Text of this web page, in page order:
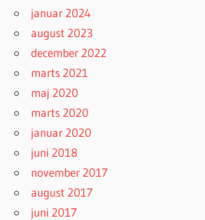
januar 2024
august 2023
december 2022
marts 2021
maj 2020
marts 2020
januar 2020
juni 2018
november 2017
august 2017
juni 2017